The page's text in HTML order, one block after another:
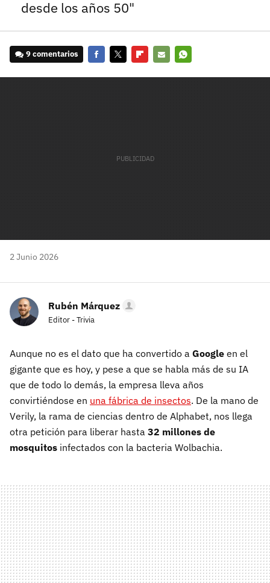
desde los años 50"
9 comentarios
2 Junio 2026
Rubén Márquez
Editor - Trivia
Aunque no es el dato que ha convertido a Google en el
gigante que es hoy, y pese a que se habla más de su IA
que de todo lo demás, la empresa lleva años
convirtiéndose en una fábrica de insectos. De la mano de
Verily, la rama de ciencias dentro de Alphabet, nos llega
otra petición para liberar hasta 32 millones de
mosquitos infectados con la bacteria Wolbachia.